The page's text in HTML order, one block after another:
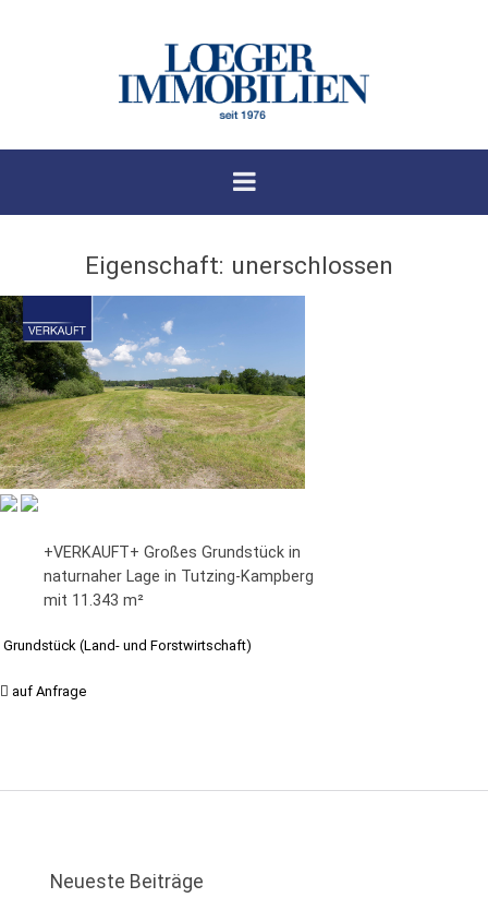
Eigenschaft: unerschlossen
+VERKAUFT+ Großes Grundstück in
naturnaher Lage in Tutzing-Kampberg
mit 11.343 m²
Grundstück (Land- und Forstwirtschaft)
auf Anfrage
Neueste Beiträge